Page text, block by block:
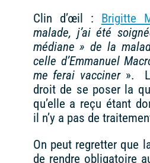
Clin d’œil : Brigitte
malade, j’ai été
médiane » de la
celle d’Emmanuel
me ferai vacciner ».
droit de se poser la
qu’elle a reçu étant
il n’y a pas de
On peut regretter que
de rendre obligatoire